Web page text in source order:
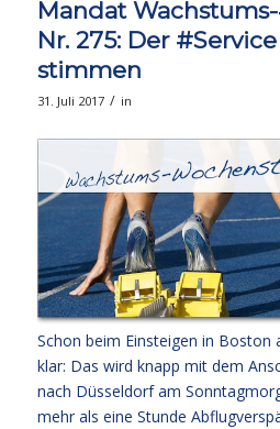
Mandat
Nr. 275: Der
stimmen
31. Juli 2017 / in
Schon beim Einsteigen in Boston
klar: Das wird knapp mit dem
nach Düsseldorf am
mehr als eine Stunde